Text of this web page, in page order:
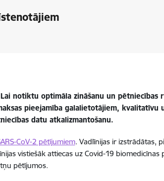
notiktu optimāla zināšanu un pētniecības
pieejamība galalietotājiem, kvalitatīvu
datu atkalizmantošanu.
CoV-2 pētījumiem. Vadlīnijas ir izstrādātas,
vistiešāk attiecas uz Covid-19 biomedicīnas
pētījumos.